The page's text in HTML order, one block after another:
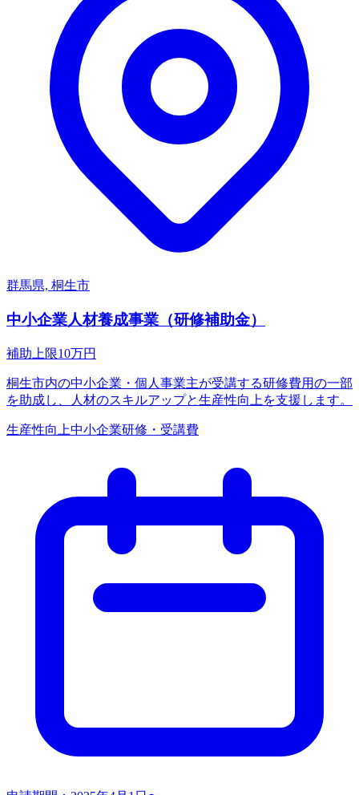
群馬県, 桐生市
中小企業人材養成事業（研修補助金）
補助上限10万円
桐生市内の中小企業・個人事業主が受講する研修費用の一部
を助成し、人材のスキルアップと生産性向上を支援します。
生産性向上中小企業研修・受講費